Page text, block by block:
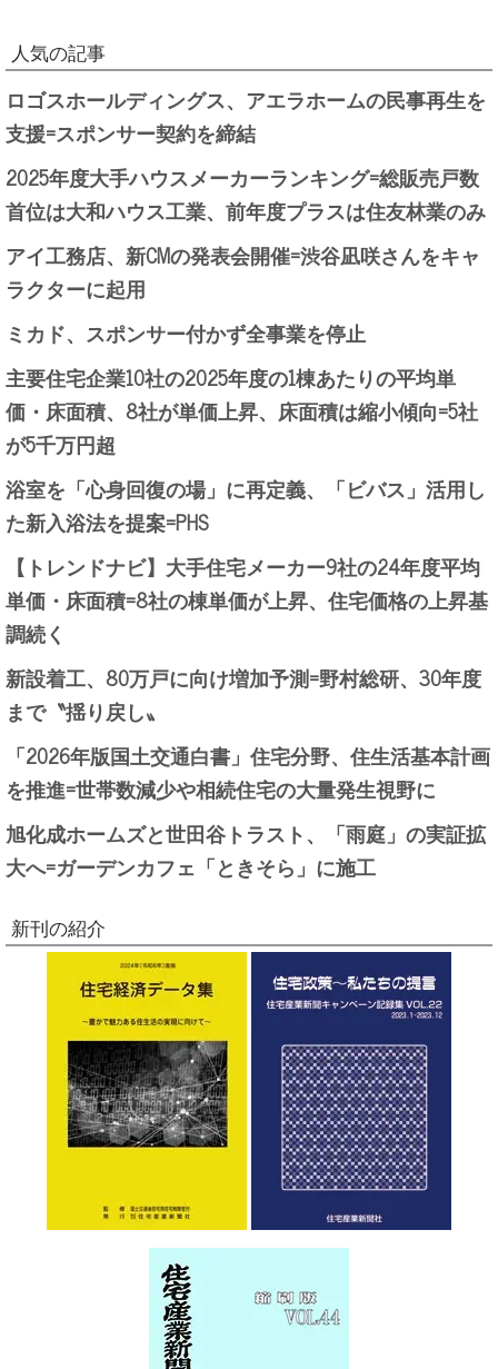
人気の記事
ロゴスホールディングス、アエラホームの民事再生を
支援=スポンサー契約を締結
2025年度大手ハウスメーカーランキング=総販売戸数
首位は大和ハウス工業、前年度プラスは住友林業のみ
アイ工務店、新CMの発表会開催=渋谷凪咲さんをキャ
ラクターに起用
ミカド、スポンサー付かず全事業を停止
主要住宅企業10社の2025年度の1棟あたりの平均単
価・床面積、8社が単価上昇、床面積は縮小傾向=5社
が5千万円超
浴室を「心身回復の場」に再定義、「ビバス」活用し
た新入浴法を提案=PHS
【トレンドナビ】大手住宅メーカー9社の24年度平均
単価・床面積=8社の棟単価が上昇、住宅価格の上昇基
調続く
新設着工、80万戸に向け増加予測=野村総研、30年度
まで〝揺り戻し〟
「2026年版国土交通白書」住宅分野、住生活基本計画
を推進=世帯数減少や相続住宅の大量発生視野に
旭化成ホームズと世田谷トラスト、「雨庭」の実証拡
大へ=ガーデンカフェ「ときそら」に施工
新刊の紹介